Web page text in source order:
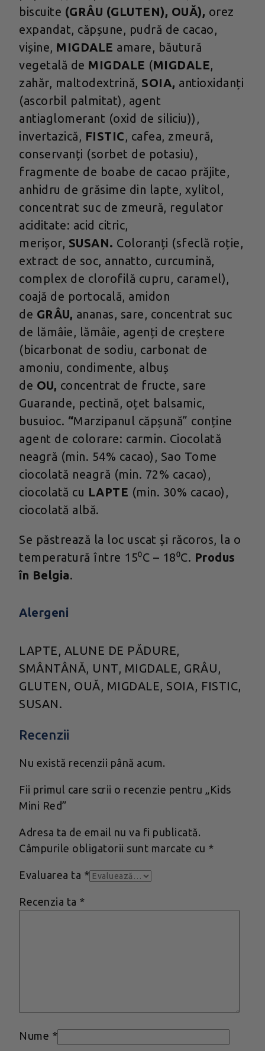
biscuite (GRÂU (GLUTEN), OUĂ), orez
expandat, căpșune, pudră de cacao,
vișine, MIGDALE amare, băutură
vegetală de MIGDALE (MIGDALE,
zahăr, maltodextrină, SOIA, antioxidanți
(ascorbil palmitat), agent
antiaglomerant (oxid de siliciu)),
invertazică, FISTIC, cafea, zmeură,
conservanți (sorbet de potasiu),
fragmente de boabe de cacao prăjite,
anhidru de grăsime din lapte, xylitol,
concentrat suc de zmeură, regulator
aciditate: acid citric,
merișor, SUSAN. Coloranți (sfeclă roție,
extract de soc, annatto, curcumină,
complex de clorofilă cupru, caramel),
coajă de portocală, amidon
de GRÂU, ananas, sare, concentrat suc
de lămâie, lămâie, agenți de creștere
(bicarbonat de sodiu, carbonat de
amoniu, condimente, albuș
de OU, concentrat de fructe, sare
Guarande, pectină, oțet balsamic,
busuioc. “Marzipanul căpșună” conține
agent de colorare: carmin. Ciocolată
neagră (min. 54% cacao), Sao Tome
ciocolată neagră (min. 72% cacao),
ciocolată cu LAPTE (min. 30% cacao),
ciocolată albă.
Se păstrează la loc uscat și răcoros, la o
temperatură între 15⁰C – 18⁰C. Produs
în Belgia.
Alergeni
LAPTE, ALUNE DE PĂDURE,
SMÂNTÂNĂ, UNT, MIGDALE, GRÂU,
GLUTEN, OUĂ, MIGDALE, SOIA, FISTIC,
SUSAN.
Recenzii
Nu există recenzii până acum.
Fii primul care scrii o recenzie pentru „Kids
Mini Red”
Adresa ta de email nu va fi publicată.
Câmpurile obligatorii sunt marcate cu *
Evaluarea ta *
Recenzia ta *
Nume *